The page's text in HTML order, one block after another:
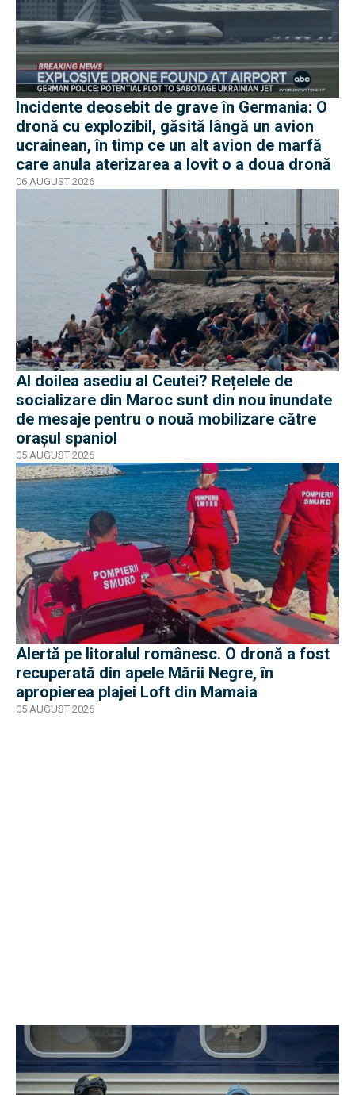
Incidente deosebit de grave în Germania: O
dronă cu explozibil, găsită lângă un avion
ucrainean, în timp ce un alt avion de marfă
care anula aterizarea a lovit o a doua dronă
06 AUGUST 2026
Al doilea asediu al Ceutei? Rețelele de
socializare din Maroc sunt din nou inundate
de mesaje pentru o nouă mobilizare către
orașul spaniol
05 AUGUST 2026
Alertă pe litoralul românesc. O dronă a fost
recuperată din apele Mării Negre, în
apropierea plajei Loft din Mamaia
05 AUGUST 2026